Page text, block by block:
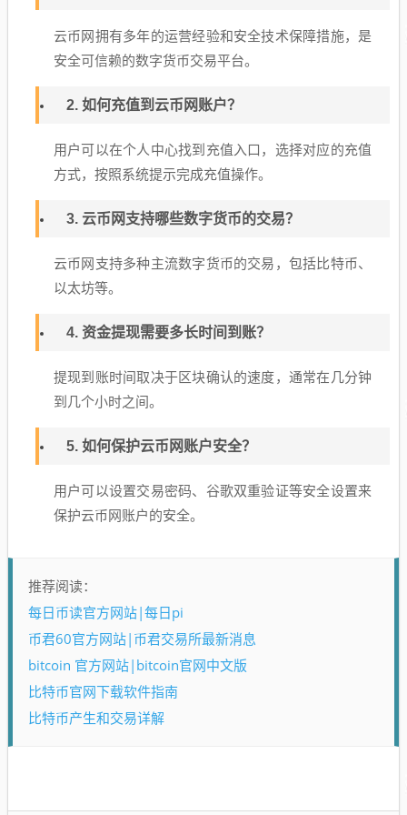
云币网拥有多年的运营经验和安全技术保障措施，是
安全可信赖的数字货币交易平台。
2. 如何充值到云币网账户？
用户可以在个人中心找到充值入口，选择对应的充值
方式，按照系统提示完成充值操作。
3. 云币网支持哪些数字货币的交易？
云币网支持多种主流数字货币的交易，包括比特币、
以太坊等。
4. 资金提现需要多长时间到账？
提现到账时间取决于区块确认的速度，通常在几分钟
到几个小时之间。
5. 如何保护云币网账户安全？
用户可以设置交易密码、谷歌双重验证等安全设置来
保护云币网账户的安全。
推荐阅读：
每日币读官方网站|每日pi
币君60官方网站|币君交易所最新消息
bitcoin 官方网站|bitcoin官网中文版
比特币官网下载软件指南
比特币产生和交易详解